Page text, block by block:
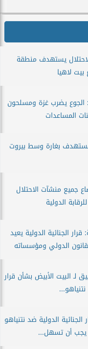
الاحتلال يستهدف منطقة
لاهيا
الجوع يضرب غزة ومسلحون
المساعدات
بغارة وسط بيروت
جميع منشآت الاحتلال
الدولية
الجنائية الدولية يعيد
الدولي ومؤسساته
لـ البيت الأبيض بشأن قرار
الدولية ضد نتنياهو
أن تسهل...